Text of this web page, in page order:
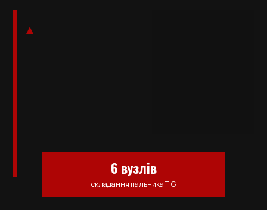
6 вузлів
складання пальника TIG